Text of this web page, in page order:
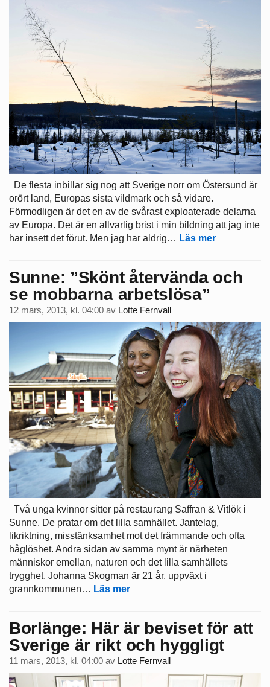
De flesta inbillar sig nog att Sverige norr om Östersund är
orört land, Europas sista vildmark och så vidare.
Förmodligen är det en av de svårast exploaterade delarna
av Europa. Det är en allvarlig brist i min bildning att jag inte
har insett det förut. Men jag har aldrig… Läs mer
Sunne: ”Skönt återvända och
se mobbarna arbetslösa”
12 mars, 2013, kl. 04:00 av Lotte Fernvall
Två unga kvinnor sitter på restaurang Saffran & Vitlök i
Sunne. De pratar om det lilla samhället. Jantelag,
likriktning, misstänksamhet mot det främmande och ofta
håglöshet. Andra sidan av samma mynt är närheten
människor emellan, naturen och det lilla samhällets
trygghet. Johanna Skogman är 21 år, uppväxt i
grannkommunen… Läs mer
Borlänge: Här är beviset för att
Sverige är rikt och hyggligt
11 mars, 2013, kl. 04:00 av Lotte Fernvall